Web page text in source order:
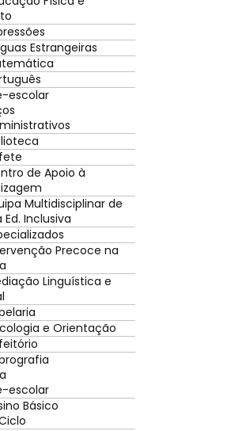
Estrangeiras
escolar
de Apoio à
Multidisciplinar de
Ed. Inclusiva
Precoce na
Linguística e
e Orientação
escolar
Básico